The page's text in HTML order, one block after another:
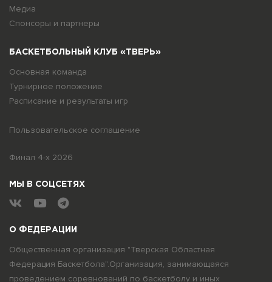
О ФЕДЕРАЦИИ
Общественная организация "Тверская Областная
Федерация Баскетбола".Организация, занимающаяся
проведением соревнований по баскетболу и иных
Медиа
Спонсоры и партнеры
БАСКЕТБОЛЬНЫЙ КЛУБ «ТВЕРЬ»
Основная команда
Турнирное положение
Расписание и результаты игр
Пользовательское соглашение
Финал 4-х 2026
МЫ В СОЦСЕТЯХ